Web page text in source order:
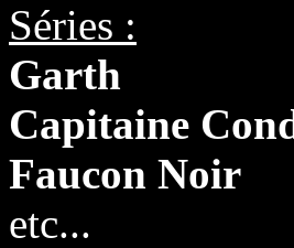
Séries :
Garth
Capitaine
Faucon Noir
etc...